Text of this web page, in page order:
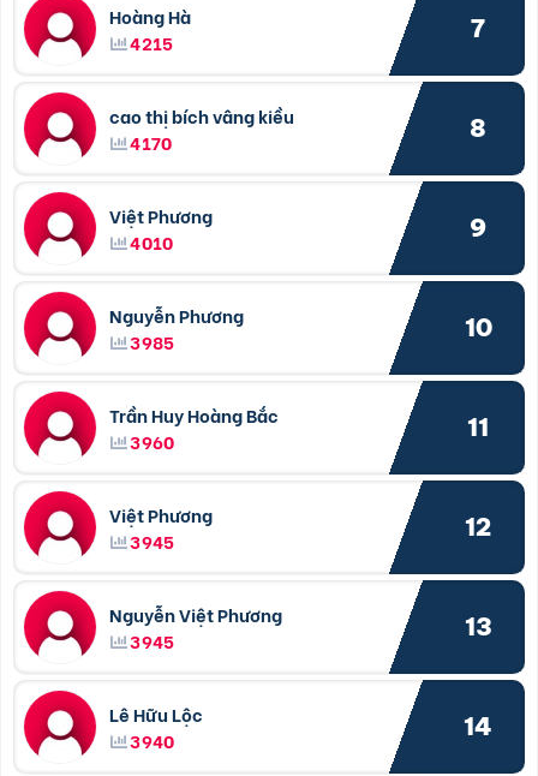
Hoàng Hà
4215
7
cao thị bích vâng kiều
4170
8
Việt Phương
4010
9
Nguyễn Phương
3985
10
Trần Huy Hoàng Bắc
3960
11
Việt Phương
3945
12
Nguyễn Việt Phương
3945
13
Lê Hữu Lộc
3940
14